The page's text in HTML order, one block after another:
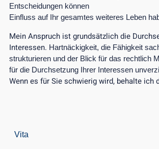
Entscheidungen können
Einfluss auf Ihr gesamtes weiteres Leben
Mein Anspruch ist grundsätzlich die
Interessen. Hartnäckigkeit, die Fähigkeit
strukturieren und der Blick für das rechtlich
für die Durchsetzung Ihrer Interessen
Wenn es für Sie schwierig wird, behalte ich
Vita